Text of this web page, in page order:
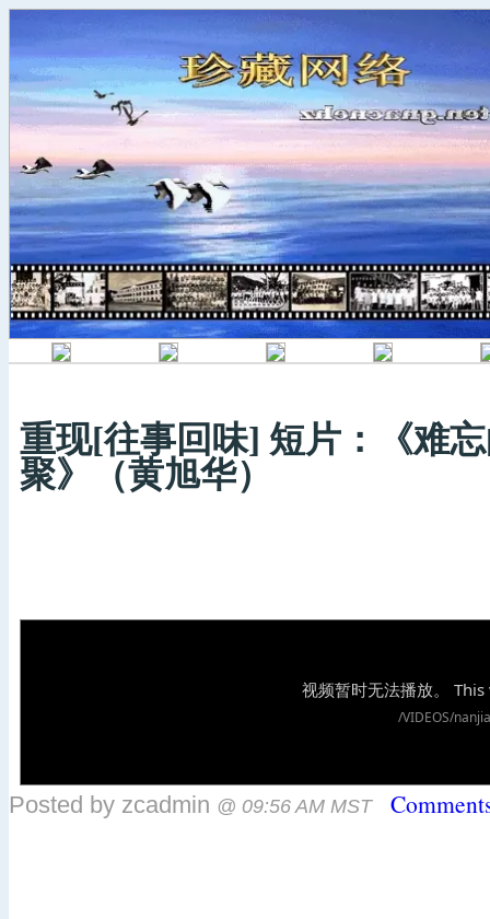
重现[往事回味] 短片：《难
聚》（黄旭华）
Posted by zcadmin @ 09:56 AM MST